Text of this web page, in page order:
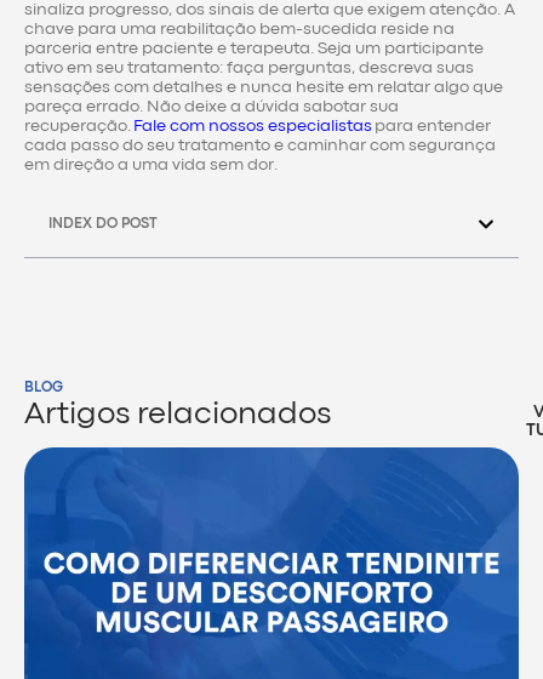
sinaliza progresso, dos sinais de alerta que exigem atenção. A
chave para uma reabilitação bem-sucedida reside na
parceria entre paciente e terapeuta. Seja um participante
ativo em seu tratamento: faça perguntas, descreva suas
sensações com detalhes e nunca hesite em relatar algo que
pareça errado. Não deixe a dúvida sabotar sua
recuperação. Fale com nossos especialistas para entender
cada passo do seu tratamento e caminhar com segurança
em direção a uma vida sem dor.
INDEX DO POST
BLOG
Artigos relacionados